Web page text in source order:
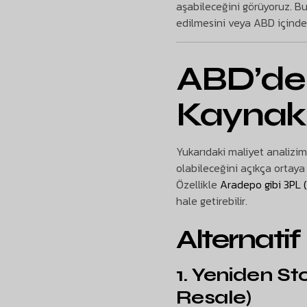
aşabileceğini görüyoruz.
edilmesini veya ABD
Kaynak
Yukarıdaki maliyet
olabileceğini açıkça
Özellikle Aradepo gibi 3PL
hale getirebilir.
Alternatif
1. Yeniden
Resale)